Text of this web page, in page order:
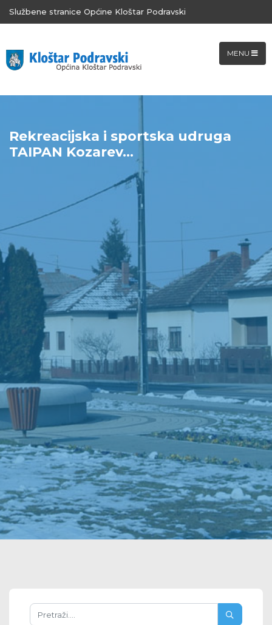
Službene stranice Općine Kloštar Podravski
MENU
Rekreacijska i sportska udruga
TAIPAN Kozarev...